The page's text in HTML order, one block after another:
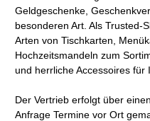
Geldgeschenke,
besonderen Art. Als Trusted-
Arten von Tischkarten,
Hochzeitsmandeln zum
und herrliche Accessoires für
Der Vertrieb erfolgt über
Anfrage Termine vor Ort